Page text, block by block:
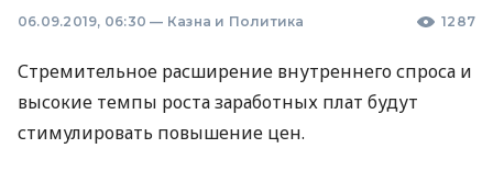
06.09.2019, 06:30 — Казна и Политика 1287
Стремительное расширение внутреннего спроса и
высокие темпы роста заработных плат будут
стимулировать повышение цен.